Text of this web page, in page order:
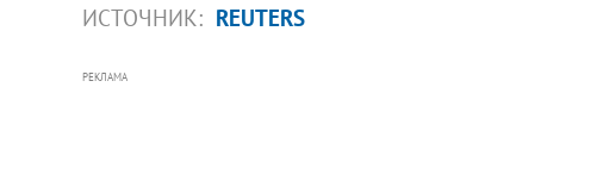
ИСТОЧНИК: REUTERS
РЕКЛАМА